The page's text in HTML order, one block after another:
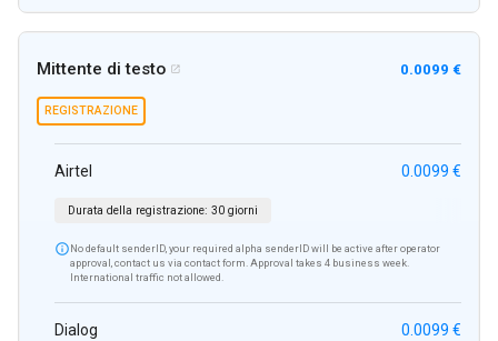
Mittente di testo  0.0099 €
REGISTRAZIONE
Airtel 0.0099 €
Durata della registrazione: 30 giorni
No default senderID, your required alpha senderID will be active after operator
approval, contact us via contact form. Approval takes 4 business week.
International traffic not allowed.
Dialog 0.0099 €